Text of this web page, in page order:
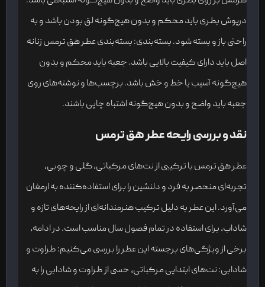
درپوش بطری باید محکم و بدون هیچ‌گونه لق بودن باشد و به
راحتی باز و بسته شود. بسته‌بندی: بسته‌بندی عطر هق ترمس زنانه
اصل باید دارای کیفیت بالایی باشد. جعبه باید محکم و بدون
هیچ‌گونه آسیب یا خط و خش باشد. برچسب‌ها و نوشته‌های روی
جعبه باید واضح و بدون هیچ‌گونه اشتباه چاپی باشند.
نقد و بررسی رایحه عطر هق ترمس
عطر هق ترمس با ترکیبی از نت‌های مرکباتی، گلی و چوبی،
تجربه‌ای منحصر به فرد و دلنشین را برای استفاده‌کننده به ارمغان
می‌آورد. این عطر به دلیل ترکیب هنرمندانه‌ای از رایحه‌های تازه و
شاداب، برای استفاده در تمام فصول سال مناسب است. در ادامه،
برخی از ویژگی‌های برجسته این عطر را بررسی می‌کنیم: طراوت و
شادابی: نت‌های ابتدایی مرکباتی، حسی از طراوت و شادابی را به